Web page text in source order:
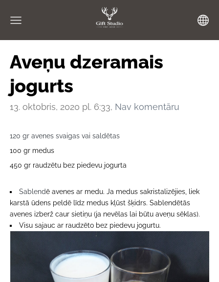
Aveņu dzeramais
jogurts
13. oktobris, 2020 pl. 6:33, Nav komentāru
120 gr avenes svaigas vai saldētas
100 gr medus
450 gr raudzētu bez piedevu jogurta
Sablendē avenes ar medu. Ja medus sakristalizējies, liek
karstā ūdens peldē līdz medus kļūst šķidrs. Sablendētās
avenes izberž caur sietiņu (ja nevēlas lai būtu aveņu sēklas).
Visu sajauc ar raudzēto bez piedevu jogurtu.